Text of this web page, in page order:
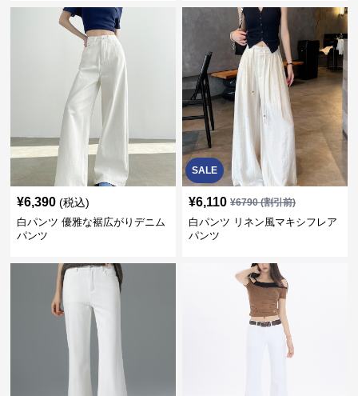
¥6,390 (税込)
白パンツ 優雅な裾広がりデニム
パンツ
SALE
¥6,110 ¥6790(割引前)
白パンツ リネン風マキシフレア
パンツ